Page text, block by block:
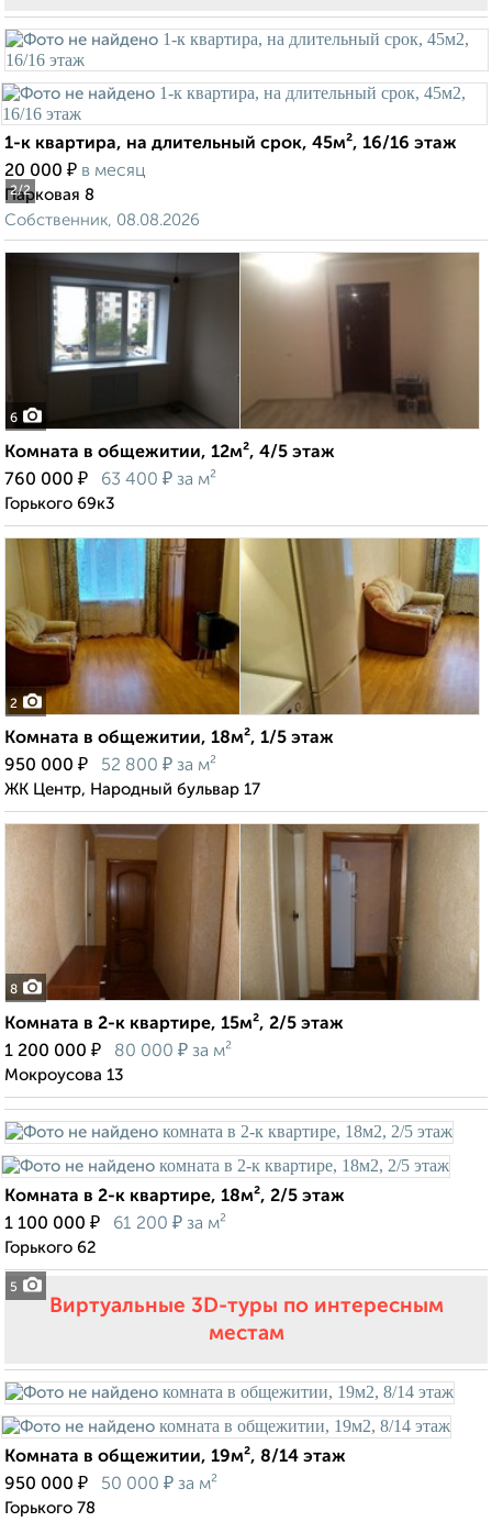
2/2
1-к квартира, на длительный срок, 45м², 16/16 этаж
20 000 ₽ в месяц
Парковая 8
Собственник, 08.08.2026
6
Комната в общежитии, 12м², 4/5 этаж
760 000 ₽ 63 400 ₽ за м²
Горького 69к3
2
Комната в общежитии, 18м², 1/5 этаж
950 000 ₽ 52 800 ₽ за м²
ЖК Центр, Народный бульвар 17
8
Комната в 2-к квартире, 15м², 2/5 этаж
1 200 000 ₽ 80 000 ₽ за м²
Мокроусова 13
5
Комната в 2-к квартире, 18м², 2/5 этаж
1 100 000 ₽ 61 200 ₽ за м²
Горького 62
Виртуальные 3D-туры по интересным
местам
Комната в общежитии, 19м², 8/14 этаж
950 000 ₽ 50 000 ₽ за м²
Горького 78